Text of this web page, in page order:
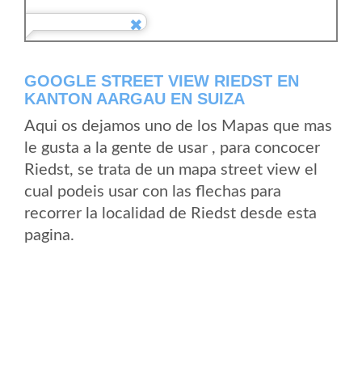
GOOGLE STREET VIEW RIEDST EN
KANTON AARGAU EN SUIZA
Aqui os dejamos uno de los Mapas que mas
le gusta a la gente de usar , para concocer
Riedst, se trata de un mapa street view el
cual podeis usar con las flechas para
recorrer la localidad de Riedst desde esta
pagina.